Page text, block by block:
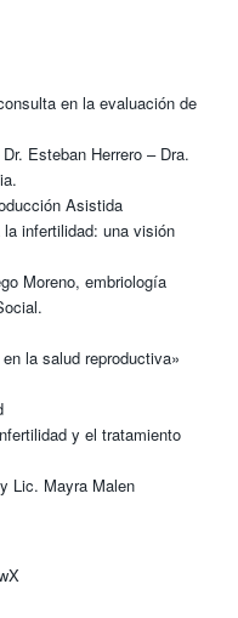
en la evaluación de
Esteban Herrero – Dra.
Asistida
infertilidad: una visión
Moreno, embriología
la salud reproductiva»
y el tratamiento
Lic. Mayra Malen